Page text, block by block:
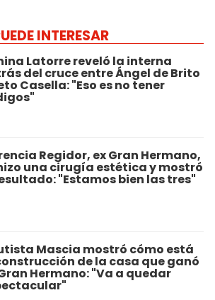
INTERESAR
Latorre reveló la interna
del cruce entre Ángel de Brito
Casella: "Eso es no tener
Regidor, ex Gran Hermano,
una cirugía estética y mostró
"Estamos bien las tres"
Mascia mostró cómo está
de la casa que ganó
Hermano: "Va a quedar